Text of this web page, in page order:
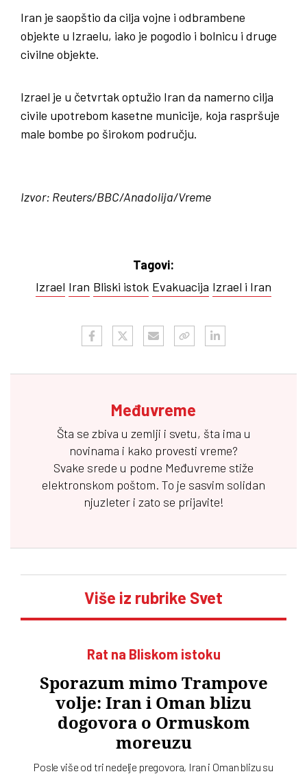
Iran je saopštio da cilja vojne i odbrambene
objekte u Izraelu, iako je pogodio i bolnicu i druge
civilne objekte.
Izrael je u četvrtak optužio Iran da namerno cilja
civile upotrebom kasetne municije, koja raspršuje
male bombe po širokom području.
Izvor: Reuters/BBC/Anadolija/Vreme
Tagovi:
Izrael Iran Bliski istok Evakuacija Izrael i Iran
Međuvreme
Šta se zbiva u zemlji i svetu, šta ima u
novinama i kako provesti vreme?
Svake srede u podne Međuvreme stiže
elektronskom poštom. To je sasvim solidan
njuzleter i zato se prijavite!
Više iz rubrike Svet
Rat na Bliskom istoku
Sporazum mimo Trampove
volje: Iran i Oman blizu
dogovora o Ormuskom
moreuzu
Posle više od tri nedelje pregovora, Iran i Oman blizu su